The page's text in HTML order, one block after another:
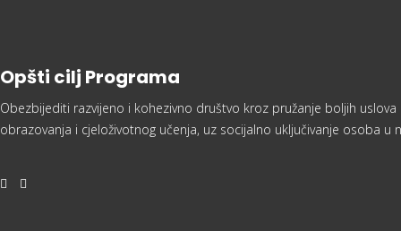
Opšti cilj Programa
Obezbijediti razvijeno i kohezivno društvo kroz pružanje boljih
obrazovanja i cjeloživotnog učenja, uz socijalno uključivanje osoba